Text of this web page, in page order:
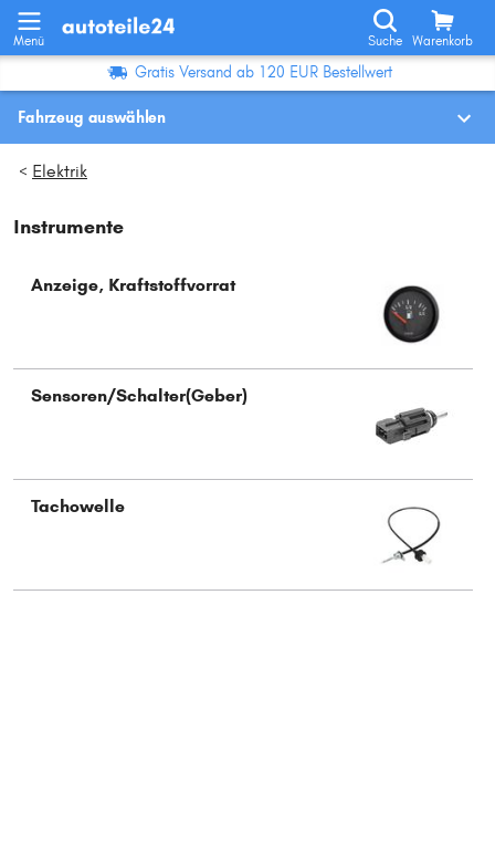
Menü Suche Warenkorb
Gratis Versand ab 120 EUR Bestellwert
Fahrzeug auswählen
Fahrzeug auswählen
Oder Fahrzeugauswahl nach Kriterien:
Hersteller wählen
Typ wählen
> Elektrik
Instrumente
Anzeige, Kraftstoffvorrat
Sensoren/Schalter(Geber)
Tachowelle